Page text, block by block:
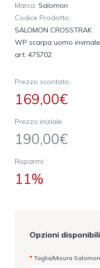
Marca: Salomon
Codice Prodotto:
SALOMON CROSSTRAK
WP scarpa uomo invrnale
art. 475702
Prezzo scontato:
169,00€
Prezzo iniziale:
190,00€
Risparmi:
11%
Opzioni disponibili
Taglia/Misura Salomon